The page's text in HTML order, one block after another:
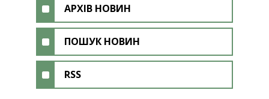
АРХІВ НОВИН
ПОШУК НОВИН
RSS